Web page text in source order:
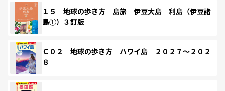
１５ 地球の歩き方 島旅 伊豆大島 利島（伊豆諸
島①）３訂版
Ｃ０２ 地球の歩き方 ハワイ島 ２０２７～２０２
８